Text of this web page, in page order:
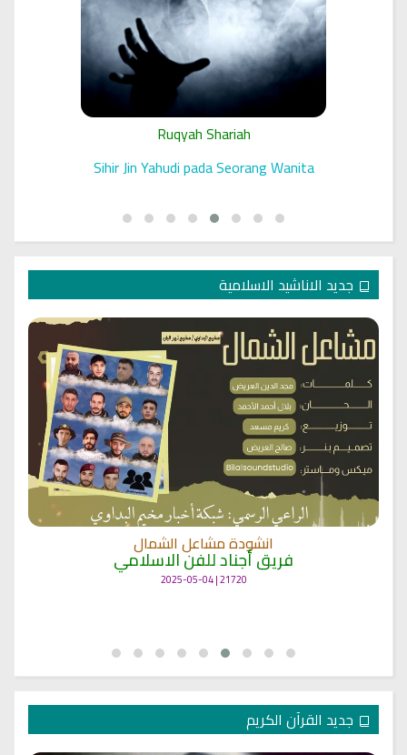
Ruqyah Shariah
Sihir Jin Yahudi pada Seorang Wanita
جديد الاناشيد الاسلامية
انشودة مشاعل الشمال
فريق أجناد للفن الاسلامي
21720 | 2025-05-04
جديد القرآن الكريم